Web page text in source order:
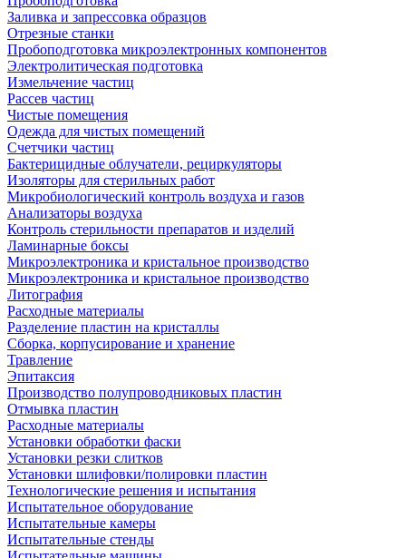
Заливка и запрессовка образцов
Отрезные станки
Пробоподготовка микроэлектронных компонентов
Электролитическая подготовка
Измельчение частиц
Рассев частиц
Чистые помещения
Одежда для чистых помещений
Счетчики частиц
Бактерицидные облучатели, рециркуляторы
Изоляторы для стерильных работ
Микробиологический контроль воздуха и газов
Анализаторы воздуха
Контроль стерильности препаратов и изделий
Ламинарные боксы
Микроэлектроника и кристальное производство
Микроэлектроника и кристальное производство
Литография
Расходные материалы
Разделение пластин на кристаллы
Сборка, корпусирование и хранение
Травление
Эпитаксия
Производство полупроводниковых пластин
Отмывка пластин
Расходные материалы
Установки обработки фаски
Установки резки слитков
Установки шлифовки/полировки пластин
Технологические решения и испытания
Испытательное оборудование
Испытательные камеры
Испытательные стенды